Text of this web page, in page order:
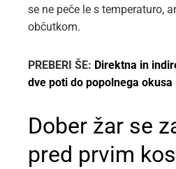
se ne peče le s temperaturo,
občutkom.
PREBERI ŠE: Direktna in
dve poti do popolnega okusa
Dober žar se
pred prvim